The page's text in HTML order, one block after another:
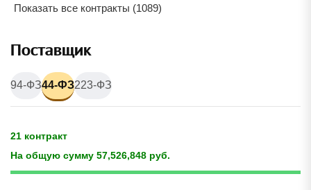
Показать все контракты (1089)
Поставщик
94-ФЗ44-ФЗ223-ФЗ
21 контракт
На общую сумму 57,526,848 руб.